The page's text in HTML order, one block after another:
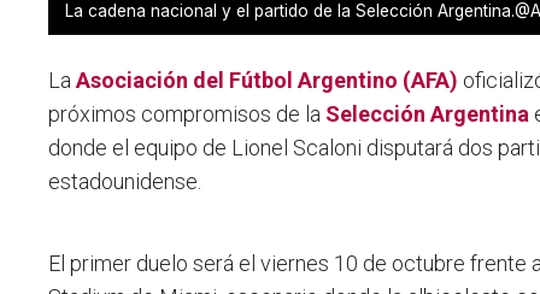
La cadena nacional y el partido de la Selección
LaAsociación del Fútbol Argentino (AFA)
próximos compromisos de la Selección Argentina
donde el equipo de Lionel Scaloni disputará dos
estadounidense.
El primer duelo será el viernes 10 de octubre frente